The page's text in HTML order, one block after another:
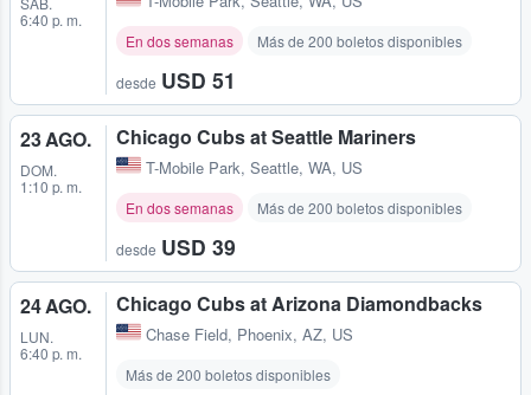
6:40 p. m.
En dos semanas Más de 200 boletos disponibles
desde USD 51
23 AGO.
DOM.
1:10 p. m.
Chicago Cubs at Seattle Mariners
T-Mobile Park, Seattle, WA, US
En dos semanas Más de 200 boletos disponibles
desde USD 39
24 AGO.
LUN.
6:40 p. m.
Chicago Cubs at Arizona Diamondbacks
Chase Field, Phoenix, AZ, US
Más de 200 boletos disponibles